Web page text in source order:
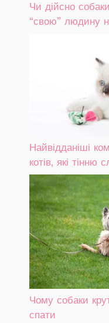
Чи дійсно
“свою” людину
Найвідданіші
котів, які тінню
Чому собаки
спати